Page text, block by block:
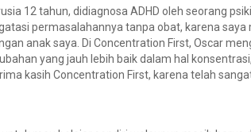
12 tahun, didiagnosa ADHD oleh seorang
permasalahannya tanpa obat, karena
anak saya. Di Concentration First, Oscar
yang jauh lebih baik dalam hal
kasih Concentration First, karena telah